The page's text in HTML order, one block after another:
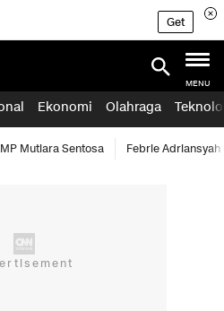
Get
MENU
Ekonomi Olahraga
Mutiara Sentosa Febrie Adriansyah